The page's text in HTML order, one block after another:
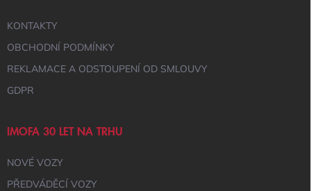
KONTAKTY
OBCHODNÍ PODMÍNKY
REKLAMACE A ODSTOUPENÍ OD SMLOUVY
GDPR
IMOFA 30 LET NA TRHU
NOVÉ VOZY
PŘEDVÁDĚCÍ VOZY